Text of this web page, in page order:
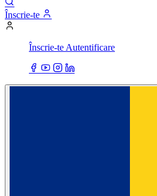
Înscrie-te
Înscrie-te Autentificare